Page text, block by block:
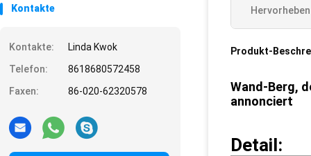
Kontakte
Kontakte:
Linda Kwok
Telefon:
8618680572458
Faxen:
86-020-62320578
Produkt-
Wand-Berg,
annonciert
Detail: